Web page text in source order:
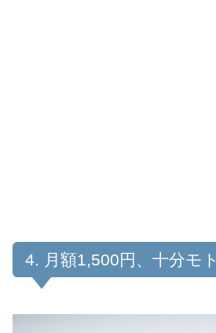
月額1,500円、十分モ